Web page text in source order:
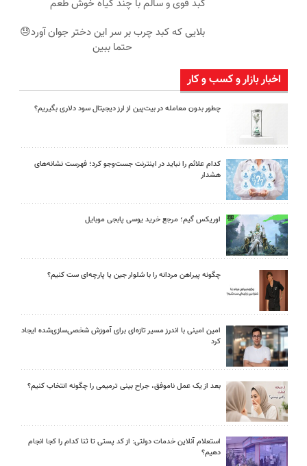
کبد قوی و سالم با چند گیاه خوش طعم
بلایی که کبد چرب بر سر این دختر جوان آورد😓
حتما ببین
اخبار بازار و کسب و کار
چطور بدون معامله در بیت‌پین از ارز دیجیتال سود دلاری بگیریم؟
کدام علائم را نباید در اینترنت جست‌وجو کرد؛ فهرست نشانه‌های
هشدار
اوریکس گیم؛ مرجع خرید یوسی پابجی موبایل
چگونه پیراهن مردانه را با شلوار جین یا پارچه‌ای ست کنیم؟
امین امینی با اندرز مسیر تازه‌ای برای آموزش شخصی‌سازی‌شده ایجاد
کرد
بعد از یک عمل ناموفق، جراح بینی ترمیمی را چگونه انتخاب کنیم؟
استعلام آنلاین خدمات دولتی: از کد پستی تا ثنا کدام را کجا انجام
دهیم؟